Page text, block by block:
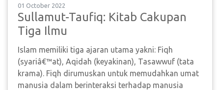
01 October 2022
Sullamut-Taufiq: Kitab Cakupan
Tiga Ilmu
Islam memiliki tiga ajaran utama yakni: Fiqh
(syariâ€™at), Aqidah (keyakinan), Tasawwuf (tata
krama). Fiqh dirumuskan untuk memudahkan umat
manusia dalam berinteraksi terhadap manusia